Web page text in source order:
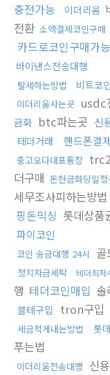
충전가능
이더리움
전환 소액결제코인구매
카드로코인구매가
바이낸스전송대행
탈세하는방법 비트코
이더리움사는곳 usdc
금화 btc파는곳 신
테더거래 핸드폰결
중고오다대포통장
더구매 돈현금화당일
세무조사피하는방법
핑돈믹싱 롯데상품
파이코인
코인 송금대행 24시
정치자금세탁 테더최저
행 테더코인매입 솔
블테구입 tron구입
세금적게내는방법 롯
푸는법
이더리움전송대행 신